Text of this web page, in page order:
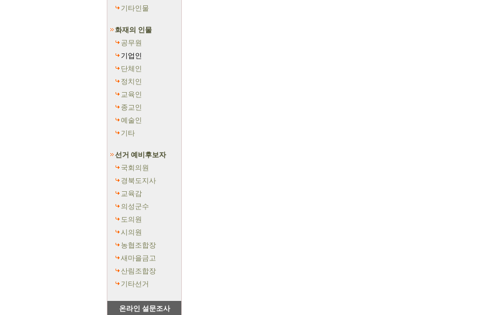
기타인물
화재의 인물
공무원
기업인
단체인
정치인
교육인
종교인
예술인
기타
선거 예비후보자
국회의원
경북도지사
교육감
의성군수
도의원
시의원
농협조합장
새마을금고
산림조합장
기타선거
온라인 설문조사